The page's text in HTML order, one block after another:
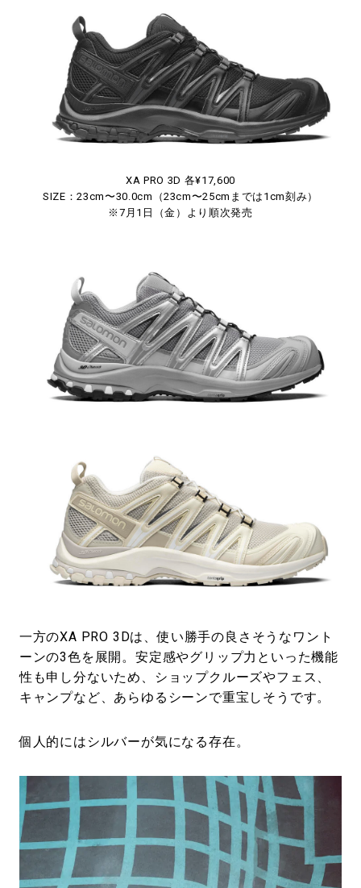
XA PRO 3D 各¥17,600
SIZE：23cm〜30.0cm（23cm〜25cmまでは1cm刻み）
※7月1日（金）より順次発売
一方のXA PRO 3Dは、使い勝手の良さそうなワント
ーンの3色を展開。安定感やグリップ力といった機能
性も申し分ないため、ショップクルーズやフェス、
キャンプなど、あらゆるシーンで重宝しそうです。
個人的にはシルバーが気になる存在。